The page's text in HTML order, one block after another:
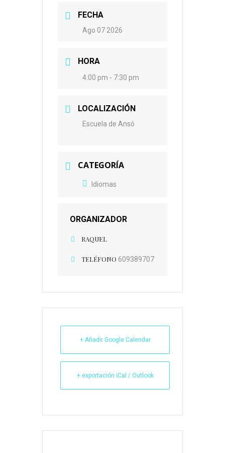
FECHA
Ago 07 2026
HORA
4:00 pm - 7:30 pm
LOCALIZACIÓN
Escuela de Ansó
CATEGORÍA
Idiomas
ORGANIZADOR
RAQUEL
TELÉFONO 609389707
+ Añadir Google Calendar
+ exportación iCal / Outlook